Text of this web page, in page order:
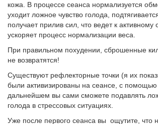
кожа. В процессе сеанса нормализуется
уходит ложное чувство голода,
получает прилив сил, что ведет к активному
ускоряет процесс нормализации веса.
При правильном похудении, сброшенные
не возвратятся!
Существуют рефлекторные точки (я их
были активизированы на сеансе, с помощью
дальнейшем вы сами сможете подавлять
голода в стрессовых ситуациях.
Уже после первого сеанса вы ощутите,